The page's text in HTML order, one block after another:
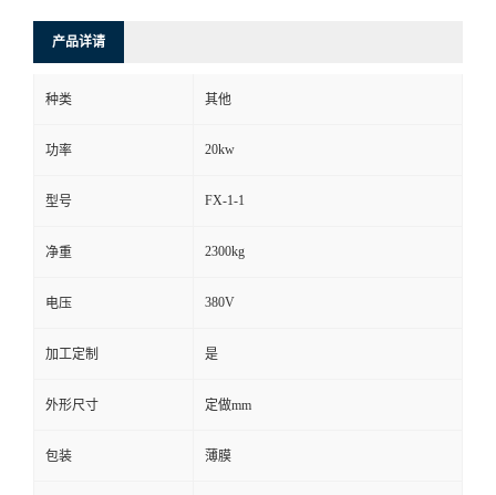
产品详请
种类 其他
功率 20kw
型号 FX-1-1
净重 2300kg
电压 380V
加工定制 是
外形尺寸 定做mm
包装 薄膜